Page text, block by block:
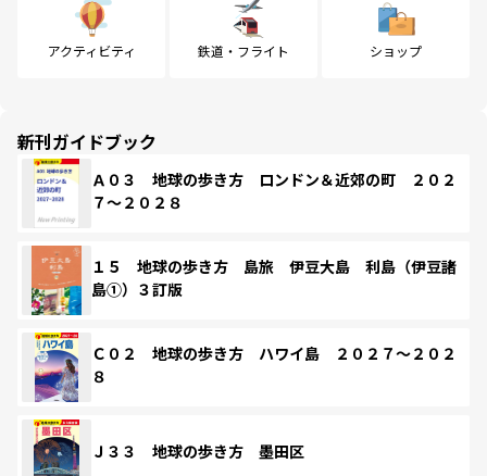
アクティビティ 鉄道・フライト ショップ
新刊ガイドブック
Ａ０３ 地球の歩き方 ロンドン＆近郊の町 ２０２
７～２０２８
１５ 地球の歩き方 島旅 伊豆大島 利島（伊豆諸
島①）３訂版
Ｃ０２ 地球の歩き方 ハワイ島 ２０２７～２０２
８
Ｊ３３ 地球の歩き方 墨田区